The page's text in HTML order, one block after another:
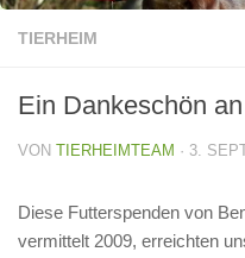
TIERHEIM
Ein Dankeschön
VON TIERHEIMTEAM · 3.
Diese Futterspenden von
vermittelt 2009, erreichten